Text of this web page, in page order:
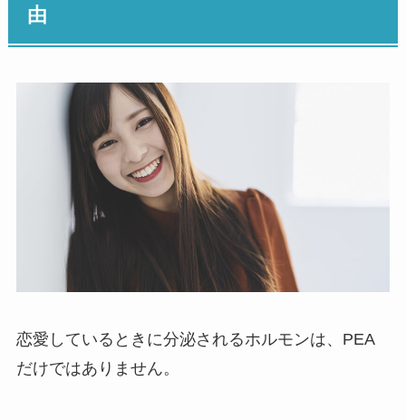
由
恋愛しているときに分泌されるホルモンは、PEA
だけではありません。